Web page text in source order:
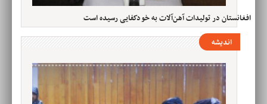
افغانستان در تولیدات آهن‌آلات به خودکفایی رسیده است
اندیشه